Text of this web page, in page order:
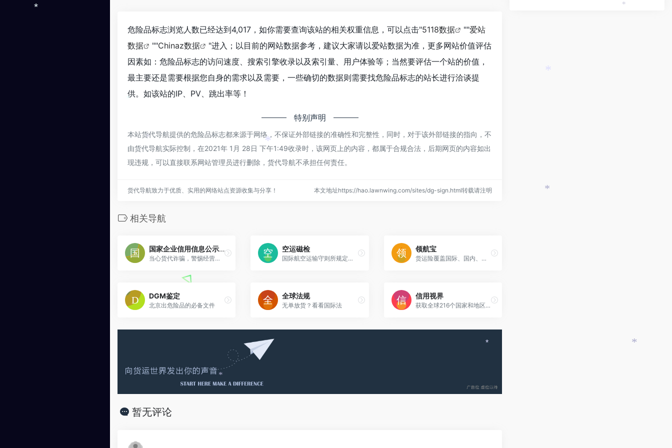
危险品标志浏览人数已经达到4,017，如你需要查询该站的相关权重信息，可以点击"5118数据 ""爱站
数据
""Chinaz数据
"进入；以目前的网站数据参考，建议大家请以爱站数据为准，更多网站价值评估
因素如：危险品标志的访问速度、搜索引擎收录以及索引量、用户体验等；当然要评估一个站的价值，
最主要还是需要根据您自身的需求以及需要，一些确切的数据则需要找危险品标志的站长进行洽谈提
供。如该站的IP、PV、跳出率等！
特别声明
本站货代导航提供的危险品标志都来源于网络，不保证外部链接的准确性和完整性，同时，对于该外部链接的指向，不
由货代导航实际控制，在2021年 1月 28日 下午1:49收录时，该网页上的内容，都属于合规合法，后期网页的内容如出
现违规，可以直接联系网站管理员进行删除，货代导航不承担任何责任。
货代导航致力于优质、实用的网络站点资源收集与分享！ 本文地址https://hao.lawnwing.com/sites/dg-sign.html转载请注明
相关导航
国家企业信用信息公示系统
当心货代诈骗，警惕经营异常
空运磁检
国际航空运输守则所规定的杂散磁场检测的简单介绍
领航宝
货运险覆盖国际、国内、海陆空,费率低至0.02%,0免赔,秒出保单,客服一对一全程协助
DGM鉴定
北京出危险品的必备文件
全球法规
无单放货？看看国际法
信用视界
获取全球216个国家和地区的企业信用管理服务
暂无评论
*
*
*